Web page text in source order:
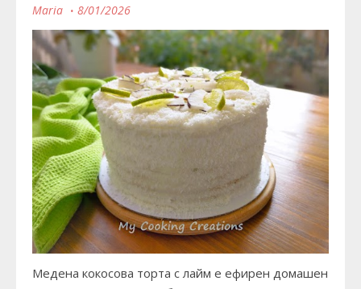
Maria 8/01/2026
Медена кокосова торта с лайм е ефирен домашен